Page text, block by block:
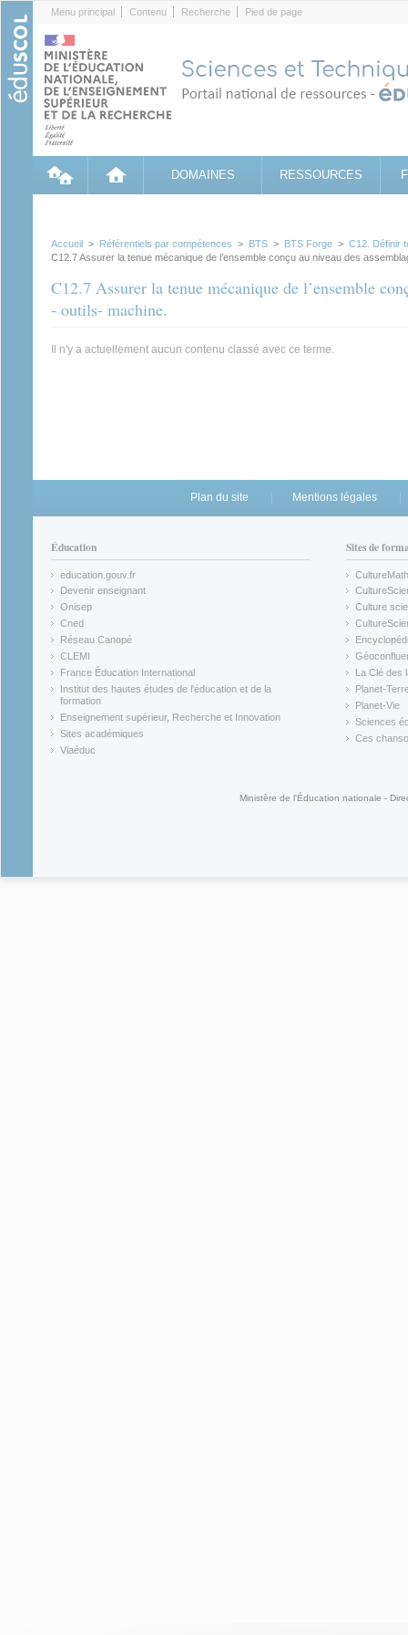
Menu principal Contenu Recherche Pied de page
DOMAINES RESSOURCES
Accueil > Référentiels par compétences > BTS > BTS Forge > C12. Définir
C12.7 Assurer la tenue mécanique de l’ensemble conçu au niveau des
C12.7 Assurer la tenue mécanique de l’ensemble
- outils- machine.
Il n'y a actuellement aucun contenu classé avec ce terme.
Plan du site Mentions légales
Éducation
education.gouv.fr
(link is external)
Devenir enseignant
(link is external)
Onisep
(link is external)
Cned
(link is external)
Réseau Canopé
(link is external)
CLEMI
(link is external)
France Éducation International
(link is external)
Institut des hautes études de l'éducation et de la
formation
(link is external)
Enseignement supérieur, Recherche et Innovation
(link is external)
Sites académiques
(link is external)
Viaéduc
Sites de
CultureMath
(link is
(link is
Culture
(link is
(link is
(link is
La Clé des
(link is
Planet-
(link is
Planet-Vie
(link is
Sciences
(link is
Ces
Ministère de l'Éducation nationale -